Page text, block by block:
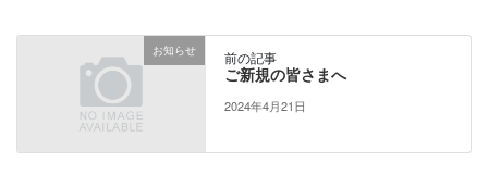
お知らせ 前の記事
ご新規の皆さまへ
2024年4月21日